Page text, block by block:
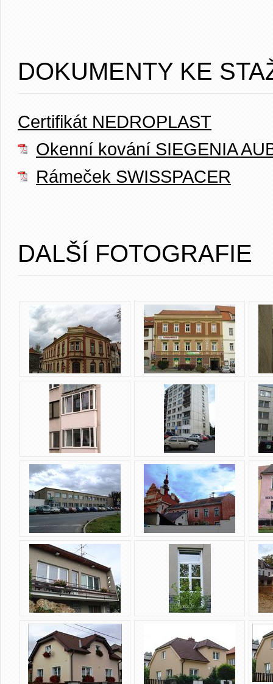
DOKUMENTY KE
Certifikát NEDROPLAST
Okenní kování SIEGENIA
Rámeček SWISSPACER
DALŠÍ FOTOGRAFIE